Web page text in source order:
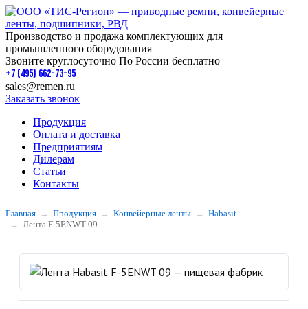
Производство и продажа комплектующих для
промышленного оборудования
Звоните круглосуточно По России бесплатно
+7 (495) 662-73-95
sales@remen.ru
Заказать звонок
Продукция
Оплата и доставка
Предприятиям
Дилерам
Статьи
Контакты
Главная Продукция Конвейерные ленты
Habasit
Лента F-5ENWT 09